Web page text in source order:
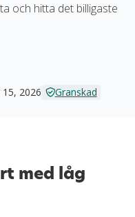
och hitta det billigaste
2026
Granskad
med låg